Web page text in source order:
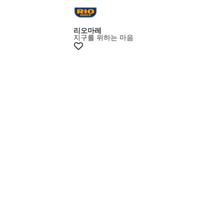
리오마레
지구를 위하는 마음